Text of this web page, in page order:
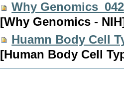
Why
[Why Genomics -
Huamn Body Cell
[Human Body Cell